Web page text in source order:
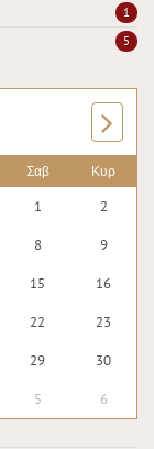
1
5
Σαβ Κυρ
1 2
8 9
15 16
22 23
29 30
5 6